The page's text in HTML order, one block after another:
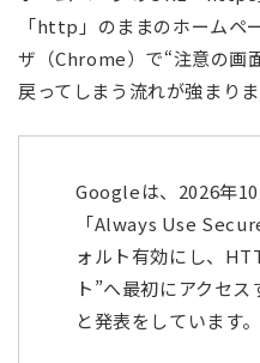
「http」のままのホームペ
ザ（Chrome）で“注意の画
戻ってしまう流れが強まりま
Googleは、2026年
「Always Use
ォルト有効にし、
ト”へ最初にアクセ
と発表をしています。